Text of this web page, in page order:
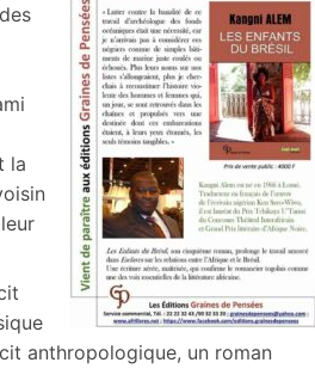
la
anthropologique, un roman